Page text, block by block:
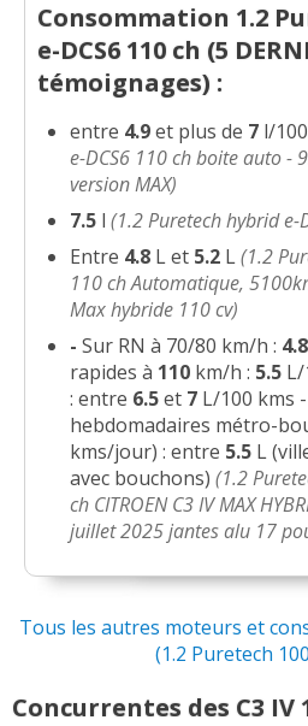
Consommation 1.2
e-DCS6 110 ch (5
témoignages) :
entre 4.9 et plus de 7 l/
e-DCS6 110 ch boite auto -
version MAX)
7.5 l(1.2 Puretech hybrid e-
Entre 4.8 L et 5.2 L(1.2
110 ch Automatique,
Max hybride 110 cv)
-Sur RN à 70/80 km/h : 4.8
rapides à 110 km/h : 5.5
: entre 6.5 et 7 L/100 kms
hebdomadaires métro-
kms/jour) : entre 5.5 L
avec bouchons)(1.2
ch CITROEN C3 IV MAX
juillet 2025 jantes alu 17
Tous les autres moteurs et
(1.2 Puretech
Concurrentes des C3 IV